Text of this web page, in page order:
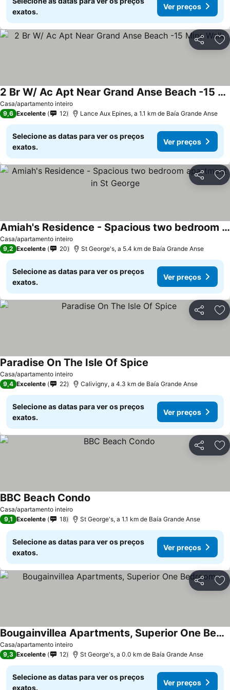
exatos.
Ver preços
Partilhar
Casa/apartamento inteiro
2 Br W/ Ac Apt Near Grand Anse Beach -15 Mins Walk
Ver preços
9,6 Excelente 12 Lance Aux Epines, a 1.1 km de Baía Grande Anse
Selecione as datas para ver os preços
exatos.
Ver preços
Partilhar
Casa/apartamento inteiro
Amiah's Residence - Spacious two bedroom apartment in St George
Ver preços
9,2 Excelente 20 St George's, a 5.4 km de Baía Grande Anse
Selecione as datas para ver os preços
exatos.
Ver preços
Partilhar
Casa/apartamento inteiro
Paradise On The Isle Of Spice
9,4 Excelente 22 Calivigny, a 4.3 km de Baía Grande Anse
Selecione as datas para ver os preços
exatos.
Ver preços
Partilhar
Casa/apartamento inteiro
BBC Beach Condo
9,1 Excelente 18 St George's, a 1.1 km de Baía Grande Anse
Selecione as datas para ver os preços
exatos.
Ver preços
Partilhar
Casa/apartamento inteiro
Bougainvillea Apartments, Superior One Bedroom
Ver preços
9,3 Excelente 12 St George's, a 0.0 km de Baía Grande Anse
Selecione as datas para ver os preços
exatos.
Ver preços